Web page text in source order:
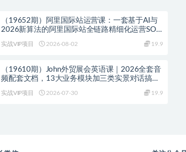
（19652期）阿里国际站运营课：一套基于AI与
2026新算法的阿里国际站全链路精细化运营SOP
实战VIP项目 2026-08-02 19.9
（19610期）John外贸展会英语课｜2026全套音
频配套文档，13大业务模块加三类实景对话搞定
实战VIP项目 2026-07-30 19.9